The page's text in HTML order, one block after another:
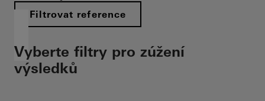
Filtrovat reference
Vyberte filtry pro zúžení
výsledků